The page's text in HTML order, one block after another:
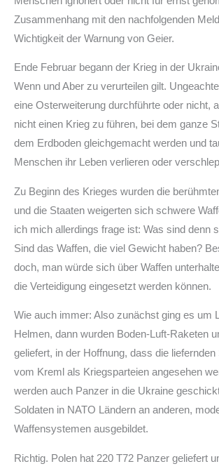
Zusammenhang mit den nachfolgenden
Wichtigkeit der Warnung von Geier.
Ende Februar begann der Krieg in der
Wenn und Aber zu verurteilen gilt.
eine Osterweiterung durchführte oder nicht,
nicht einen Krieg zu führen, bei dem ganze
dem Erdboden gleichgemacht werden und
Menschen ihr Leben verlieren oder
Zu Beginn des Krieges wurden die
und die Staaten weigerten sich schwere
ich mich allerdings frage ist: Was sind denn
Sind das Waffen, die viel Gewicht haben?
doch, man würde sich über Waffen
die Verteidigung eingesetzt werden können.
Wie auch immer: Also zunächst ging es um
Helmen, dann wurden Boden-Luft-Raketen
geliefert, in der Hoffnung, dass die liefernden
vom Kreml als Kriegsparteien angesehen
werden auch Panzer in die Ukraine
Soldaten in NATO Ländern an anderen,
Waffensystemen ausgebildet.
Richtig. Polen hat 220 T72 Panzer geliefert